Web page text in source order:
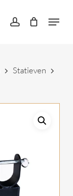
zoekenaccount Menu
Statieven